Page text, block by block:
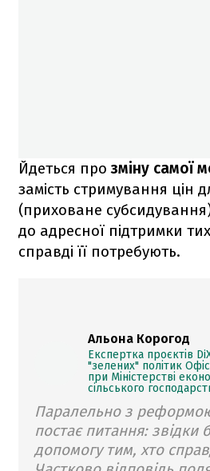
Йдеться прозміну самої
замість стримування цін
(приховане
до адресної підтримки
справді її потребують.
Альона Корогод
Експертка проєктів
"зелених" політик
при Міністерстві
сільського
Паралельно з
постає питання: звідки
допомогу тим, хто